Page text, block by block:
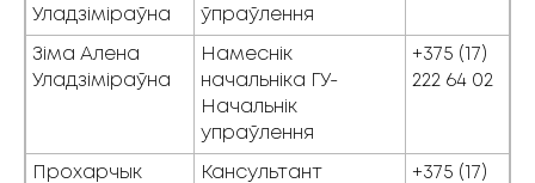
Уладзіміраўна
ўпраўлення
Зіма Алена
Уладзіміраўна
Намеснік
начальніка ГУ-
Начальнік
упраўлення
+375 (17)
222 64 02
Прохарчык
Кансультант
+375 (17)